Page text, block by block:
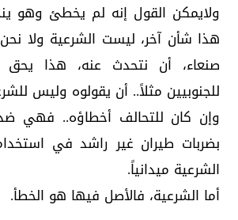
ولايمكن القول إنه لم يخطئ وهو
هذا شأن آخر، ليست الشرعية ولا
صنعاء، أن نتحدث عنه، هذا يحق
للجنوبيين مثلاً.. أن يقولوه وليس
وإن كان للتحالف أخطاؤه.. فهي ضد
بضربات طيران غير راشد في
الشرعية ميدانياً.
أما الشرعية، فالأصل فيها هو الخطأ.